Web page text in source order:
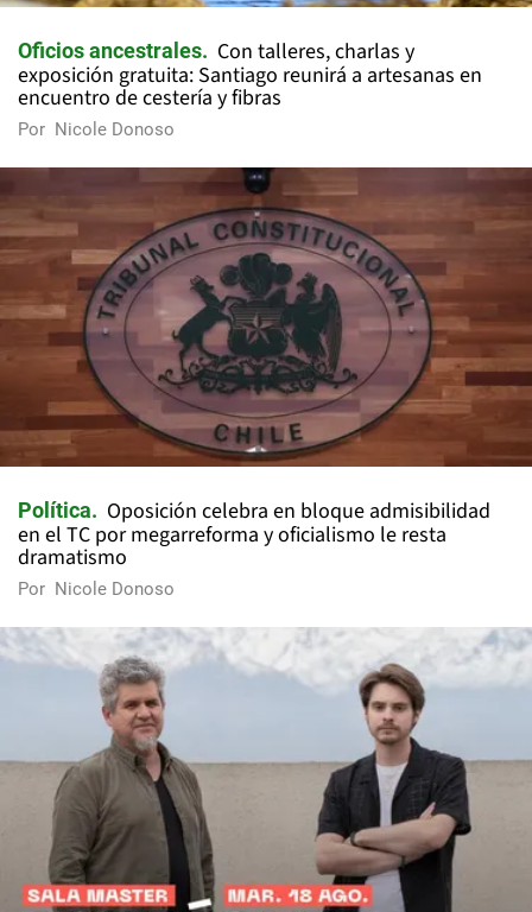
Oficios ancestrales
Con talleres, charlas y
exposición gratuita: Santiago reunirá a artesanas en
encuentro de cestería y fibras
Por Nicole Donoso
Política
Oposición celebra en bloque admisibilidad
en el TC por megarreforma y oficialismo le resta
dramatismo
Por Nicole Donoso